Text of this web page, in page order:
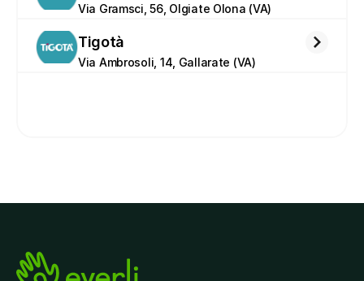
Via Gramsci, 56, Olgiate Olona (VA)
Tigotà
Via Ambrosoli, 14, Gallarate (VA)